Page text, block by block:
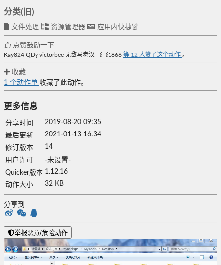
分类(旧)
文件处理 资源管理器 应用内快捷键
点赞鼓励一下
Kay824 QDy victorbee 无敌马老汉 飞飞1866 等 12 人赞了这个动作 。
收藏
1 个动作单 收藏了此动作。
更多信息
分享时间
2019-08-20 09:35
最后更新
2021-01-13 16:34
修订版本
14
用户许可
-未设置-
Quicker版本 1.12.16
动作大小
32 KB
分享到
举报恶意/危险动作